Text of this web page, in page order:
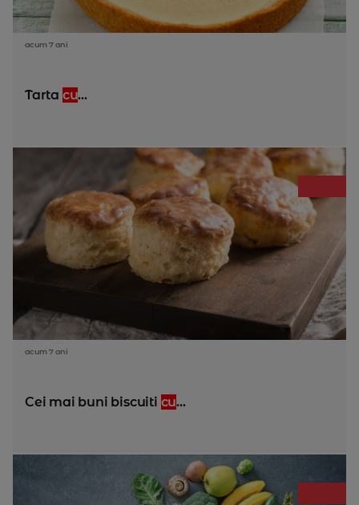
acum 7 ani
Tarta cu...
acum 7 ani
Cei mai buni biscuiti cu...